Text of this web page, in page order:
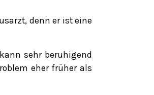
denn er ist eine
sehr beruhigend
eher früher als